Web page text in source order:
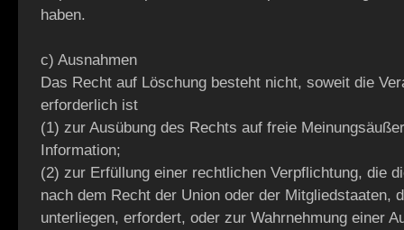
haben.
c) Ausnahmen
Das Recht auf Löschung besteht nicht, soweit die
erforderlich ist
(1) zur Ausübung des Rechts auf freie
Information;
(2) zur Erfüllung einer rechtlichen Verpflichtung, die
nach dem Recht der Union oder der Mitgliedstaaten,
unterliegen, erfordert, oder zur Wahrnehmung einer